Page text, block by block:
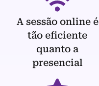
A sessão online é
tão eficiente
quanto a
presencial